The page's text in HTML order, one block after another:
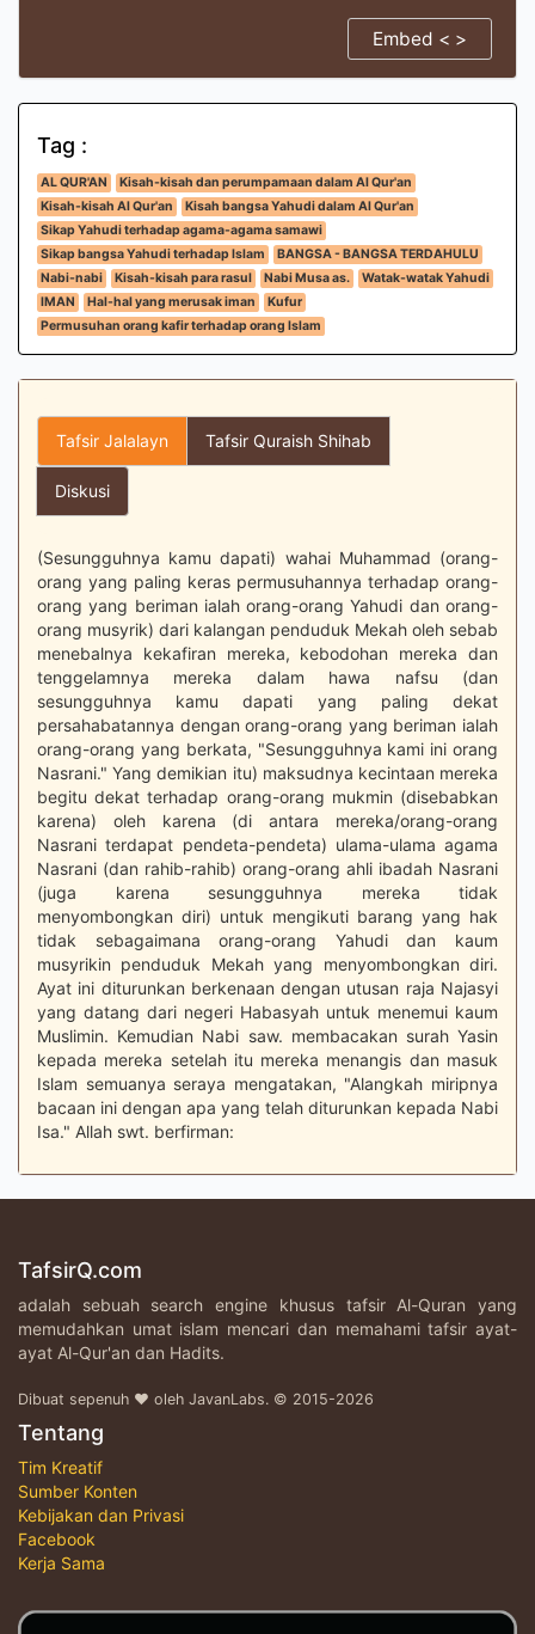
Embed < >
Tag :
AL QUR'AN
Kisah-kisah dan perumpamaan dalam Al Qur'an
Kisah-kisah Al Qur'an
Kisah bangsa Yahudi dalam Al Qur'an
Sikap Yahudi terhadap agama-agama samawi
Sikap bangsa Yahudi terhadap Islam
BANGSA - BANGSA TERDAHULU
Nabi-nabi
Kisah-kisah para rasul Nabi Musa as.
Watak-watak Yahudi
IMAN
Hal-hal yang merusak iman
Kufur
Permusuhan orang kafir terhadap orang Islam
Tafsir Jalalayn Tafsir Quraish Shihab
Diskusi
(Sesungguhnya kamu dapati) wahai Muhammad (orang-
orang yang paling keras permusuhannya terhadap orang-
orang yang beriman ialah orang-orang Yahudi dan orang-
orang musyrik) dari kalangan penduduk Mekah oleh sebab
menebalnya kekafiran mereka, kebodohan mereka dan
tenggelamnya mereka dalam hawa nafsu (dan
sesungguhnya kamu dapati yang paling dekat
persahabatannya dengan orang-orang yang beriman ialah
orang-orang yang berkata, "Sesungguhnya kami ini orang
Nasrani." Yang demikian itu) maksudnya kecintaan mereka
begitu dekat terhadap orang-orang mukmin (disebabkan
karena) oleh karena (di antara mereka/orang-orang
Nasrani terdapat pendeta-pendeta) ulama-ulama agama
Nasrani (dan rahib-rahib) orang-orang ahli ibadah Nasrani
(juga karena sesungguhnya mereka tidak
menyombongkan diri) untuk mengikuti barang yang hak
tidak sebagaimana orang-orang Yahudi dan kaum
musyrikin penduduk Mekah yang menyombongkan diri.
Ayat ini diturunkan berkenaan dengan utusan raja Najasyi
yang datang dari negeri Habasyah untuk menemui kaum
Muslimin. Kemudian Nabi saw. membacakan surah Yasin
kepada mereka setelah itu mereka menangis dan masuk
Islam semuanya seraya mengatakan, "Alangkah miripnya
bacaan ini dengan apa yang telah diturunkan kepada Nabi
Isa." Allah swt. berfirman:
TafsirQ.com
adalah sebuah search engine khusus tafsir Al-Quran yang
memudahkan umat islam mencari dan memahami tafsir ayat-
ayat Al-Qur'an dan Hadits.
Dibuat sepenuh ♥ oleh JavanLabs. © 2015-2026
Tentang
Tim Kreatif
Sumber Konten
Kebijakan dan Privasi
Facebook
Kerja Sama